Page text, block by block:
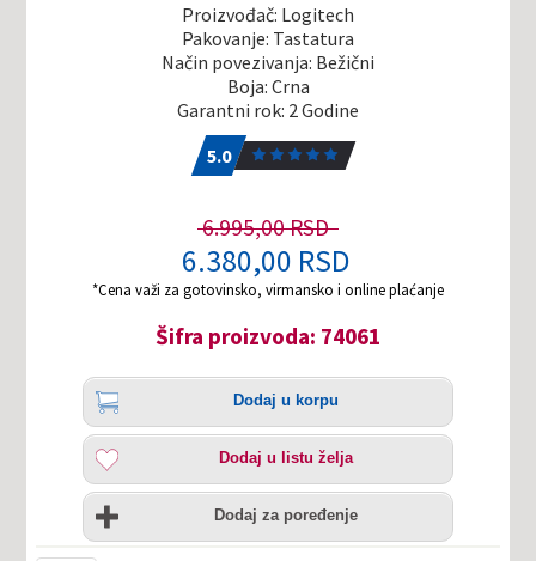
Proizvođač: Logitech
Pakovanje: Tastatura
Način povezivanja: Bežični
Boja: Crna
Garantni rok: 2 Godine
5.0
6.995,00 RSD
6.380,00 RSD
*Cena važi za gotovinsko, virmansko i online plaćanje
Šifra proizvoda: 74061
Količina
Dodaj
korpu
Dodaj u korpu
Dodaj
listu
želja
Dodaj u listu želja
Uporedi
Dodaj za poređenje